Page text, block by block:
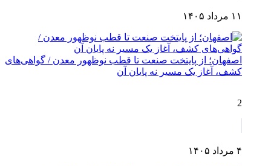
۱۱ مرداد ۱۴۰۵
اصفهان؛ از پایتخت صنعت تا قطب نوظهور معدن / گواهی‌های
کشف، آغاز یک مسیر نه پایان آن
2
۴ مرداد ۱۴۰۵